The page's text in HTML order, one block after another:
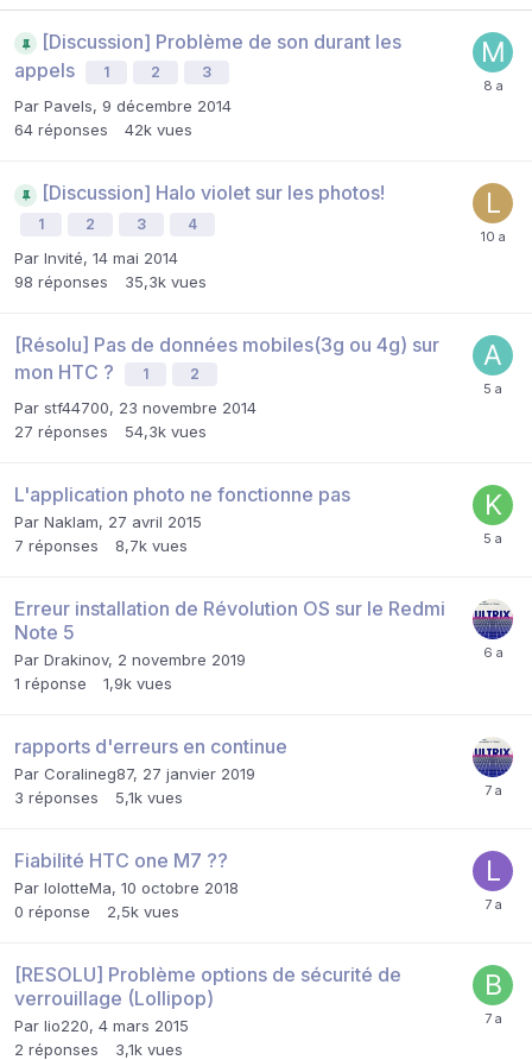
[Discussion] Problème de son durant les
appels
1 2 3
Par Pavels, 9 décembre 2014
64 réponses 42k vues
[Discussion] Halo violet sur les photos!
1 2 3 4
Par Invité, 14 mai 2014
98 réponses 35,3k vues
[Résolu] Pas de données mobiles(3g ou 4g) sur
mon HTC ?
1 2
Par stf44700, 23 novembre 2014
27 réponses 54,3k vues
L'application photo ne fonctionne pas
Par Naklam, 27 avril 2015
7 réponses 8,7k vues
Erreur installation de Révolution OS sur le Redmi
Note 5
Par Drakinov, 2 novembre 2019
1 réponse 1,9k vues
rapports d'erreurs en continue
Par Coralineg87, 27 janvier 2019
3 réponses 5,1k vues
Fiabilité HTC one M7 ??
Par lolotteMa, 10 octobre 2018
0 réponse 2,5k vues
[RESOLU] Problème options de sécurité de
verrouillage (Lollipop)
Par lio220, 4 mars 2015
2 réponses 3,1k vues